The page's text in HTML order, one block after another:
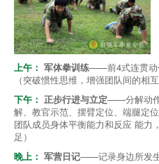
上午： 军体拳训练——前4式连贯动
（突破惯性思维，增强团队间的相互
下午： 正步行进与立定——分解动作
解、教官示范、摆臂定位、端腿定位
团队成员身体平衡能力和反应 能力
足）
晚上： 军营日记——记录身边所发